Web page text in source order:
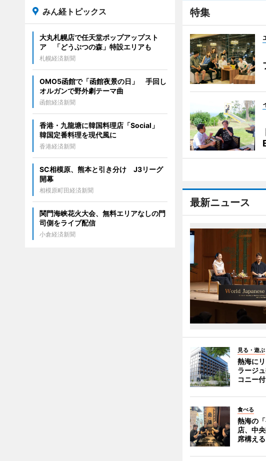
特集
最新ニュース
見る・遊ぶ
熱海に
ラージ
コニー
食べる
熱海の
店、中
席構える
みん経トピックス
大丸札幌店で任天堂ポップアップスト
ア 「どうぶつの森」特設エリアも
札幌経済新聞
OMO5函館で「函館夜景の日」 手回し
オルガンで野外劇テーマ曲
函館経済新聞
香港・九龍塘に韓国料理店「Social」
韓国定番料理を現代風に
香港経済新聞
SC相模原、熊本と引き分け J3リーグ
開幕
相模原町田経済新聞
関門海峡花火大会、無料エリアなしの門
司側をライブ配信
小倉経済新聞